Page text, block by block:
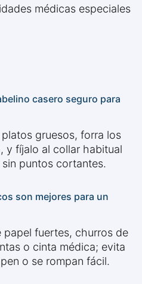
médicas especiales
casero seguro para
gruesos, forra los
y fíjalo al collar habitual
puntos cortantes.
son mejores para un
fuertes, churros de
o cinta médica; evita
o se rompan fácil.